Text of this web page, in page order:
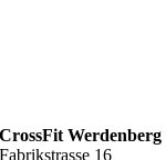
CrossFit Werdenberg
Fabrikstrasse 16